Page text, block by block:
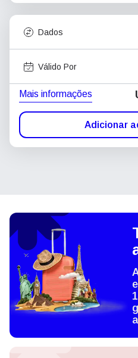
Dados
Válido Por
Mais informações
Adicionar